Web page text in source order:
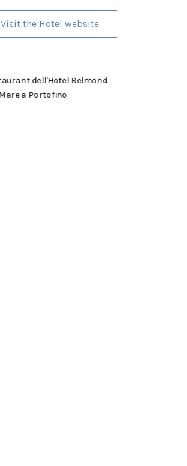
Visit the Hotel website